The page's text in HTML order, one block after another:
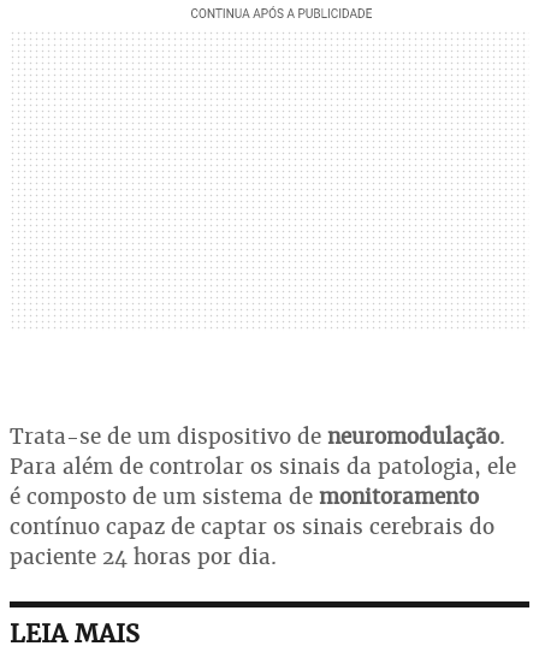
Trata-se de um dispositivo de neuromodulação.
Para além de controlar os sinais da patologia, ele
é composto de um sistema de monitoramento
contínuo capaz de captar os sinais cerebrais do
paciente 24 horas por dia.
LEIA MAIS